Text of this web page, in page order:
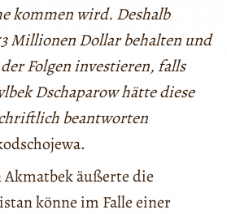
kommen wird. Deshalb
Millionen Dollar behalten und
Folgen investieren, falls
Dschaparow hätte diese
beantworten
Akmatbek äußerte die
könne im Falle einer